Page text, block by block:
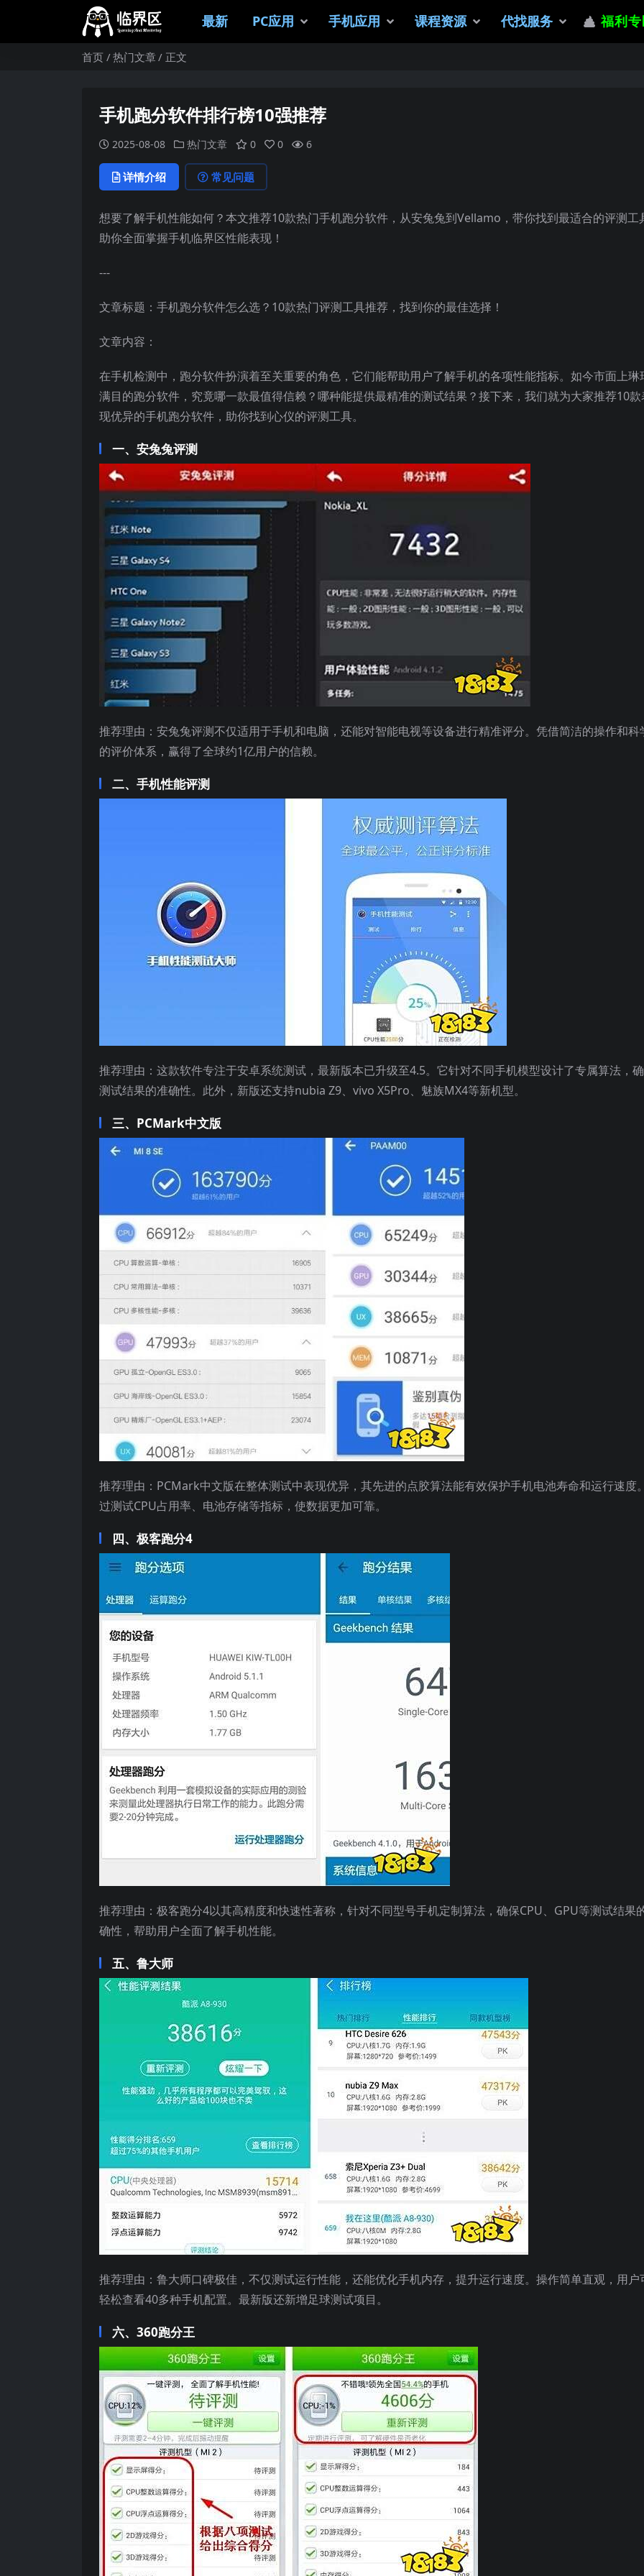
最新 PC应用 手机应用 课程资源 代找服务 福利
首页 热门文章 正文
手机跑分软件排行榜10强推荐
2025-08-08 热门文章 0 0 6
详情介绍 常见问题
想要了解手机性能如何？本文推荐10款热门手机跑分软件，从安兔兔到Vellamo，带你找到最适合的评测工
助你全面掌握手机临界区性能表现！
---
文章标题：手机跑分软件怎么选？10款热门评测工具推荐，找到你的最佳选择！
文章内容：
在手机检测中，跑分软件扮演着至关重要的角色，它们能帮助用户了解手机的各项性能指标。如今市面上琳
满目的跑分软件，究竟哪一款最值得信赖？哪种能提供最精准的测试结果？接下来，我们就为大家推荐10款
现优异的手机跑分软件，助你找到心仪的评测工具。
一、安兔兔评测
推荐理由：安兔兔评测不仅适用于手机和电脑，还能对智能电视等设备进行精准评分。凭借简洁的操作和科
的评价体系，赢得了全球约1亿用户的信赖。
二、手机性能评测
推荐理由：这款软件专注于安卓系统测试，最新版本已升级至4.5。它针对不同手机模型设计了专属算法，
测试结果的准确性。此外，新版还支持nubia Z9、vivo X5Pro、魅族MX4等新机型。
三、PCMark中文版
推荐理由：PCMark中文版在整体测试中表现优异，其先进的点胶算法能有效保护手机电池寿命和运行速度
过测试CPU占用率、电池存储等指标，使数据更加可靠。
四、极客跑分4
推荐理由：极客跑分4以其高精度和快速性著称，针对不同型号手机定制算法，确保CPU、GPU等测试结果
确性，帮助用户全面了解手机性能。
五、鲁大师
推荐理由：鲁大师口碑极佳，不仅测试运行性能，还能优化手机内存，提升运行速度。操作简单直观，用户
轻松查看40多种手机配置。最新版还新增足球测试项目。
六、360跑分王